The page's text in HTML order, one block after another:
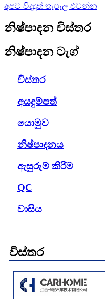
අපට විද්‍යුත් තැපෑල එවන්න
නිෂ්පාදන විස්තර
නිෂ්පාදන ටැග්
විස්තර
අයදුම්පත්
යොමුව
නිෂ්පාදනය
ඇසුරුම් කිරීම
QC
වාසිය
විස්තර